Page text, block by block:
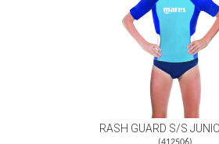
RASH GUARD S/S